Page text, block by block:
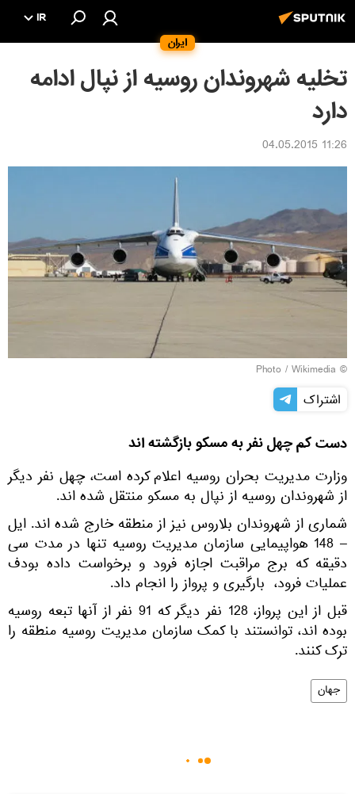
ایران
IR
تخلیه شهروندان روسیه از نپال ادامه
دارد
11:26 04.05.2015
© Photo /
Wikimedia
اشتراک
دست کم چهل نفر به مسکو بازگشته اند
وزارت مدیریت بحران روسیه اعلام کرده است، چهل نفر دیگر
از شهروندان روسیه از نپال به مسکو منتقل شده اند.
شماری از شهروندان بلاروس نیز از منطقه خارج شده اند. ایل
– 148 هواپیمایی سازمان مدیریت روسیه تنها در مدت سی
دقیقه که برج مراقبت اجازه فرود و برخواست داده بودف
عملیات فرود، بارگیری و پرواز را انجام داد.
قبل از این پرواز، 128 نفر دیگر که 91 نفر از آنها تبعه روسیه
بوده اند، توانستند با کمک سازمان مدیریت روسیه منطقه را
ترک کنند.
جهان